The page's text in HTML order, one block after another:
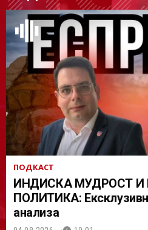
ПОДКАСТ
ИНДИСКА МУДРОСТ
ПОЛИТИКА:
анализа